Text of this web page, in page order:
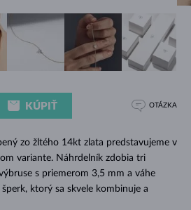
zo žltého 14kt zlata predstavujeme v
variante. Náhrdelník zdobia tri
s priemerom 3,5 mm a váhe
ktorý sa skvele kombinuje a
KÚPIŤ OTÁZKA